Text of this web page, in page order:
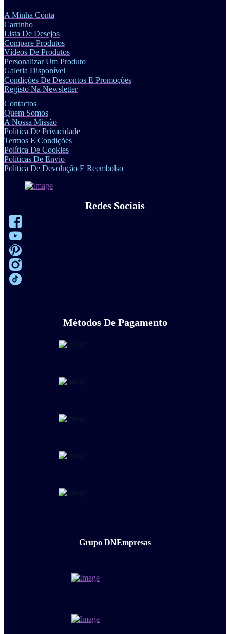
A Minha Conta
Carrinho
Lista De Desejos
Compare Produtos
Vídeos De Produtos
Personalizar Um Produto
Galeria Disponível
Condições De Descontos E Promoções
Registo Na Newsletter
Contactos
Quem Somos
A Nossa Missão
Política De Privacidade
Termos E Condições
Política De Cookies
Políticas De Envio
Política De Devolução E Reembolso
Redes Sociais
Métodos De Pagamento
Grupo DNEmpresas